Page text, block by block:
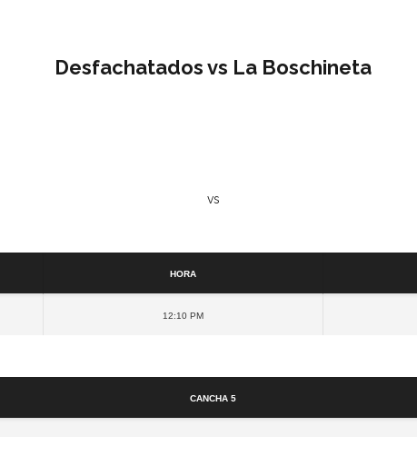
Desfachatados vs La Boschineta
vs
Hora
12:10 pm
Cancha 5